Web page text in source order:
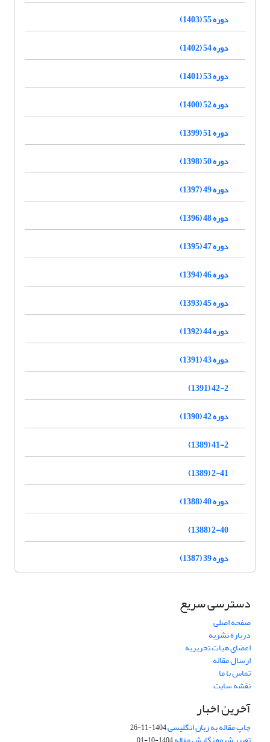
دوره 55 (1403)
دوره 54 (1402)
دوره 53 (1401)
دوره 52 (1400)
دوره 51 (1399)
دوره 50 (1398)
دوره 49 (1397)
دوره 48 (1396)
دوره 47 (1395)
دوره 46 (1394)
دوره 45 (1393)
دوره 44 (1392)
دوره 43 (1391)
42-2 (1391)
دوره 42 (1390)
41-2 (1389)
2-41 (1389)
دوره 40 (1388)
2-40 (1388)
دوره 39 (1387)
دسترسی سریع
صفحه اصلی
درباره نشریه
اعضای هیات تحریریه
ارسال مقاله
تماس با ما
نقشه سایت
آخرین اخبار
چاپ مقاله به زبان انگلیسی1404-11-26